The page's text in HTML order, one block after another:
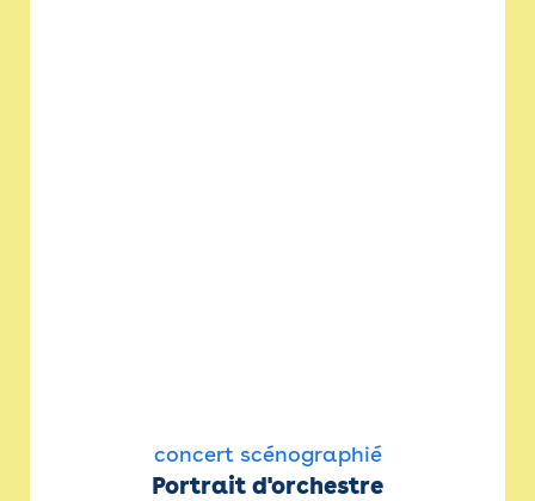
concert scénographié
Portrait d'orchestre